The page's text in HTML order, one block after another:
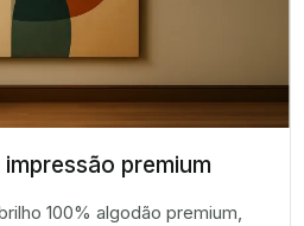
premium
100% algodão premium,